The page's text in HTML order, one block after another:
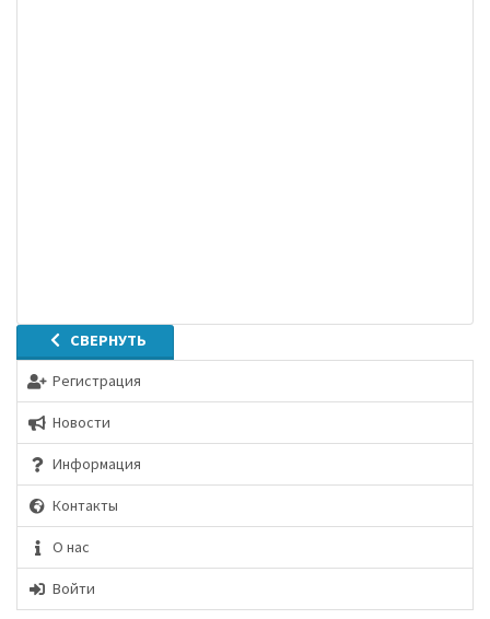
СВЕРНУТЬ
Регистрация
Новости
Информация
Контакты
О нас
Войти